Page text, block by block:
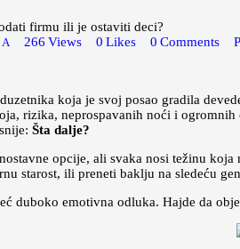
firmu ili je ostaviti deci?
266 Views 0 Likes 0 Comments
koja je svoj posao gradila
rizika, neprospavanih noći i
Šta dalje?
opcije, ali svaka nosi težinu
starost, ili preneti baklju na sledeću
duboko emotivna odluka. Hajde da